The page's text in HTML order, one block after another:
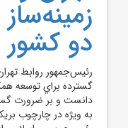
دو کشور
رئيس‌جمهور روابط
گسترده براي توسعه
دانست و بر ضرورت
به ويژه در چارچوب